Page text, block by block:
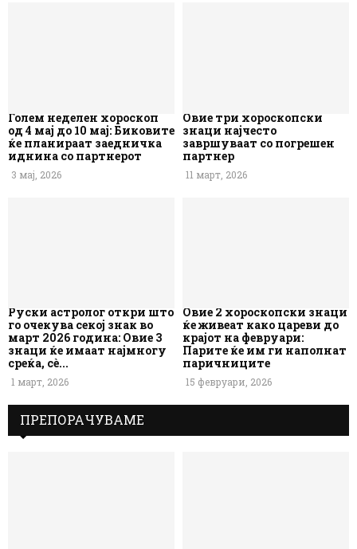
Голем неделен хороскоп
од 4 мај до 10 мај: Биковите
ќе планираат заедничка
иднина со партнерот
3 мај, 2026
Овие три хороскопски
знаци најчесто
завршуваат со погрешен
партнер
11 март, 2026
Руски астролог откри што
го очекува секој знак во
март 2026 година: Овие 3
знаци ќе имаат најмногу
среќа, сè...
1 март, 2026
Овие 2 хороскопски знаци
ќе живеат како цареви до
крајот на февруари:
Парите ќе им ги наполнат
паричниците
15 февруари, 2026
ПРЕПОРАЧУВАМЕ